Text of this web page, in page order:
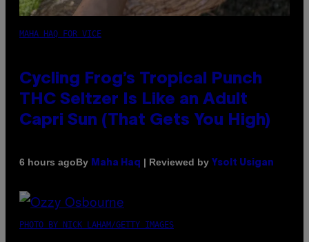
MAHA HAQ FOR VICE
Cycling Frog’s Tropical Punch
THC Seltzer Is Like an Adult
Capri Sun (That Gets You High)
6 hours agoBy Maha Haq | Reviewed by Ysolt Usigan
PHOTO BY NICK LAHAM/GETTY IMAGES